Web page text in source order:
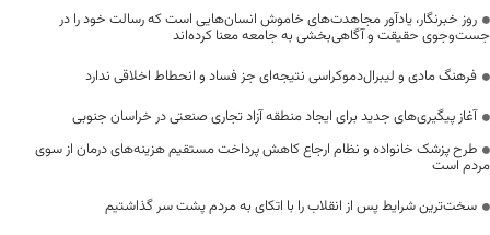
روز خبرنگار، یادآور مجاهدت‌های خاموش انسان‌هایی است که رسالت خود را در
جست‌وجوی حقیقت و آگاهی‌بخشی به جامعه معنا کرده‌اند
فرهنگ مادی و لیبرال‌دموکراسی نتیجه‌ای جز فساد و انحطاط اخلاقی ندارد
آغاز پیگیری‌های جدید برای ایجاد منطقه آزاد تجاری صنعتی در خراسان جنوبی
طرح پزشک خانواده و نظام ارجاع کاهش پرداخت مستقیم هزینه‌های درمان از سوی
مردم است
سخت‌ترین شرایط پس از انقلاب را با اتکای به مردم پشت سر گذاشتیم